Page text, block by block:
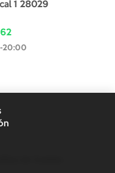
1 28029
20:00